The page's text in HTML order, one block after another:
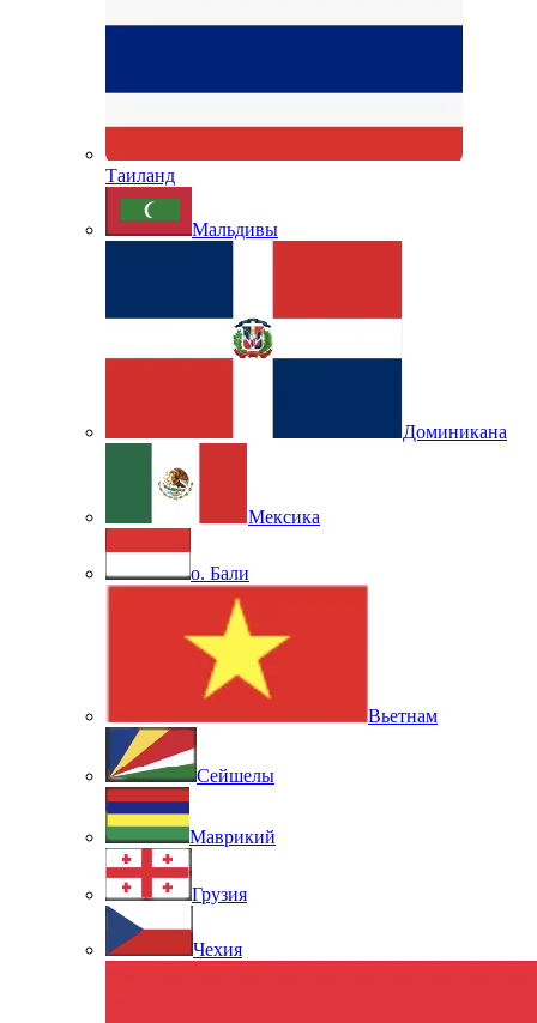
Таиланд
Мальдивы
Доминикана
Мексика
о. Бали
Вьетнам
Сейшелы
Маврикий
Грузия
Чехия